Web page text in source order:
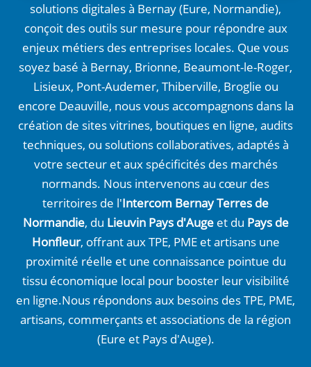
solutions digitales à Bernay (Eure, Normandie),
conçoit des outils sur mesure pour répondre aux
enjeux métiers des entreprises locales. Que vous
soyez basé à Bernay, Brionne, Beaumont-le-Roger,
Lisieux, Pont-Audemer, Thiberville, Broglie ou
encore Deauville, nous vous accompagnons dans la
création de sites vitrines, boutiques en ligne, audits
techniques, ou solutions collaboratives, adaptés à
votre secteur et aux spécificités des marchés
normands. Nous intervenons au cœur des
territoires de l'Intercom Bernay Terres de
Normandie, du Lieuvin Pays d'Augeet du Pays de
Honfleur, offrant aux TPE, PME et artisans une
proximité réelle et une connaissance pointue du
tissu économique local pour booster leur visibilité
en ligne.Nous répondons aux besoins des TPE, PME,
artisans, commerçants et associations de la région
(Eure et Pays d'Auge).